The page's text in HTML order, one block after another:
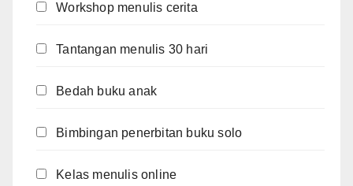
Workshop menulis cerita
Tantangan menulis 30 hari
Bedah buku anak
Bimbingan penerbitan buku solo
Kelas menulis online